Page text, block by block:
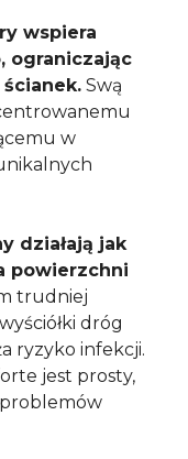
wspiera
ograniczając
Swą
w
działają jak
powierzchni
trudniej
dróg
ryzyko infekcji.
jest prosty,